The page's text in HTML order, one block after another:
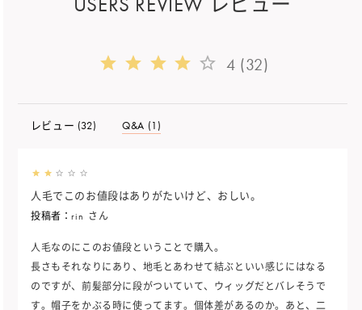
4 (32)
レビュー (32) Q&A (1)
人毛でこのお値段はありがたいけど、おしい。
投稿者：rin さん
人毛なのにこのお値段ということで購入。
長さもそれなりにあり、地毛とあわせて結ぶといい感じにはなる
のですが、前髪部分に段がついていて、ウィッグだとバレそうで
す。帽子をかぶる時に使ってます。個体差があるのか。あと、二